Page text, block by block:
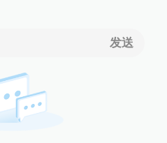
发送